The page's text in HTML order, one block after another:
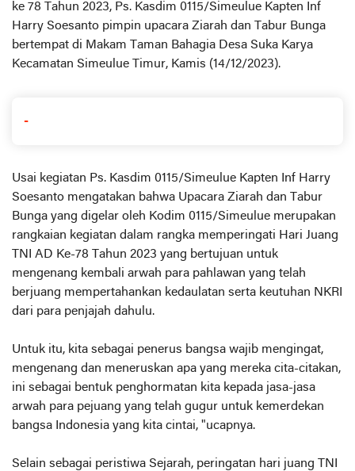
ke 78 Tahun 2023, Ps. Kasdim 0115/Simeulue Kapten Inf
Harry Soesanto pimpin upacara Ziarah dan Tabur Bunga
bertempat di Makam Taman Bahagia Desa Suka Karya
Kecamatan Simeulue Timur, Kamis (14/12/2023).
-
Usai kegiatan Ps. Kasdim 0115/Simeulue Kapten Inf Harry
Soesanto mengatakan bahwa Upacara Ziarah dan Tabur
Bunga yang digelar oleh Kodim 0115/Simeulue merupakan
rangkaian kegiatan dalam rangka memperingati Hari Juang
TNI AD Ke-78 Tahun 2023 yang bertujuan untuk
mengenang kembali arwah para pahlawan yang telah
berjuang mempertahankan kedaulatan serta keutuhan NKRI
dari para penjajah dahulu.
Untuk itu, kita sebagai penerus bangsa wajib mengingat,
mengenang dan meneruskan apa yang mereka cita-citakan,
ini sebagai bentuk penghormatan kita kepada jasa-jasa
arwah para pejuang yang telah gugur untuk kemerdekan
bangsa Indonesia yang kita cintai, "ucapnya.
Selain sebagai peristiwa Sejarah, peringatan hari juang TNI